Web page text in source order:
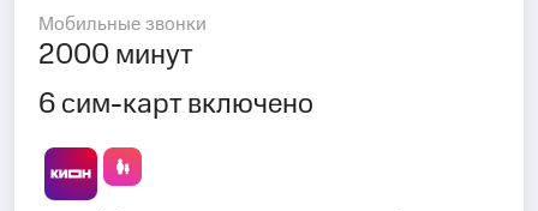
Мобильные звонки
2000 минут
6 сим-карт включено